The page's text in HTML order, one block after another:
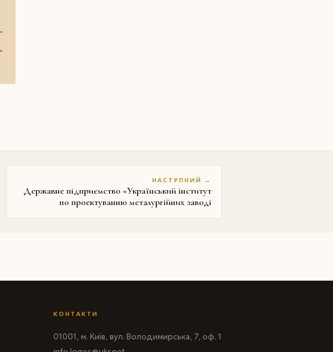
НАСТУПНИЙ →
Державне підприємство «Український інститут
по проектуванню металургійних заводі
КОНТАКТИ
01001, м. Київ, вул. Володимирська, 7, оф. 1